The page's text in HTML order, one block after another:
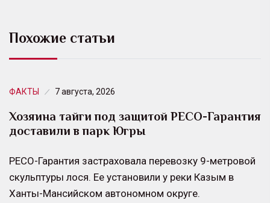
Похожие статьи
ФАКТЫ 7 августа, 2026
Хозяина тайги под защитой РЕСО-Гарантия
доставили в парк Югры
РЕСО-Гарантия застраховала перевозку 9-метровой
скульптуры лося. Ее установили у реки Казым в
Ханты-Мансийском автономном округе.